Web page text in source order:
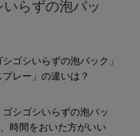
らずの泡パッ
ゴシいらずの泡パック」
レー」の違いは？
ゴシゴシいらずの泡パッ
時間をおいた方がいい